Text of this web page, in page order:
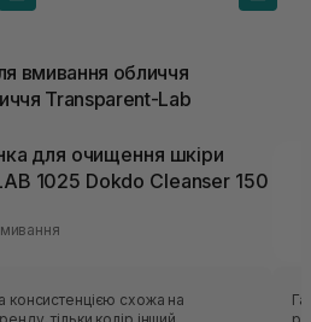
вмивання обличчя
Transparent-Lab
для очищення шкіри
1025 Dokdo Cleanser 150
консистенцією схожа на